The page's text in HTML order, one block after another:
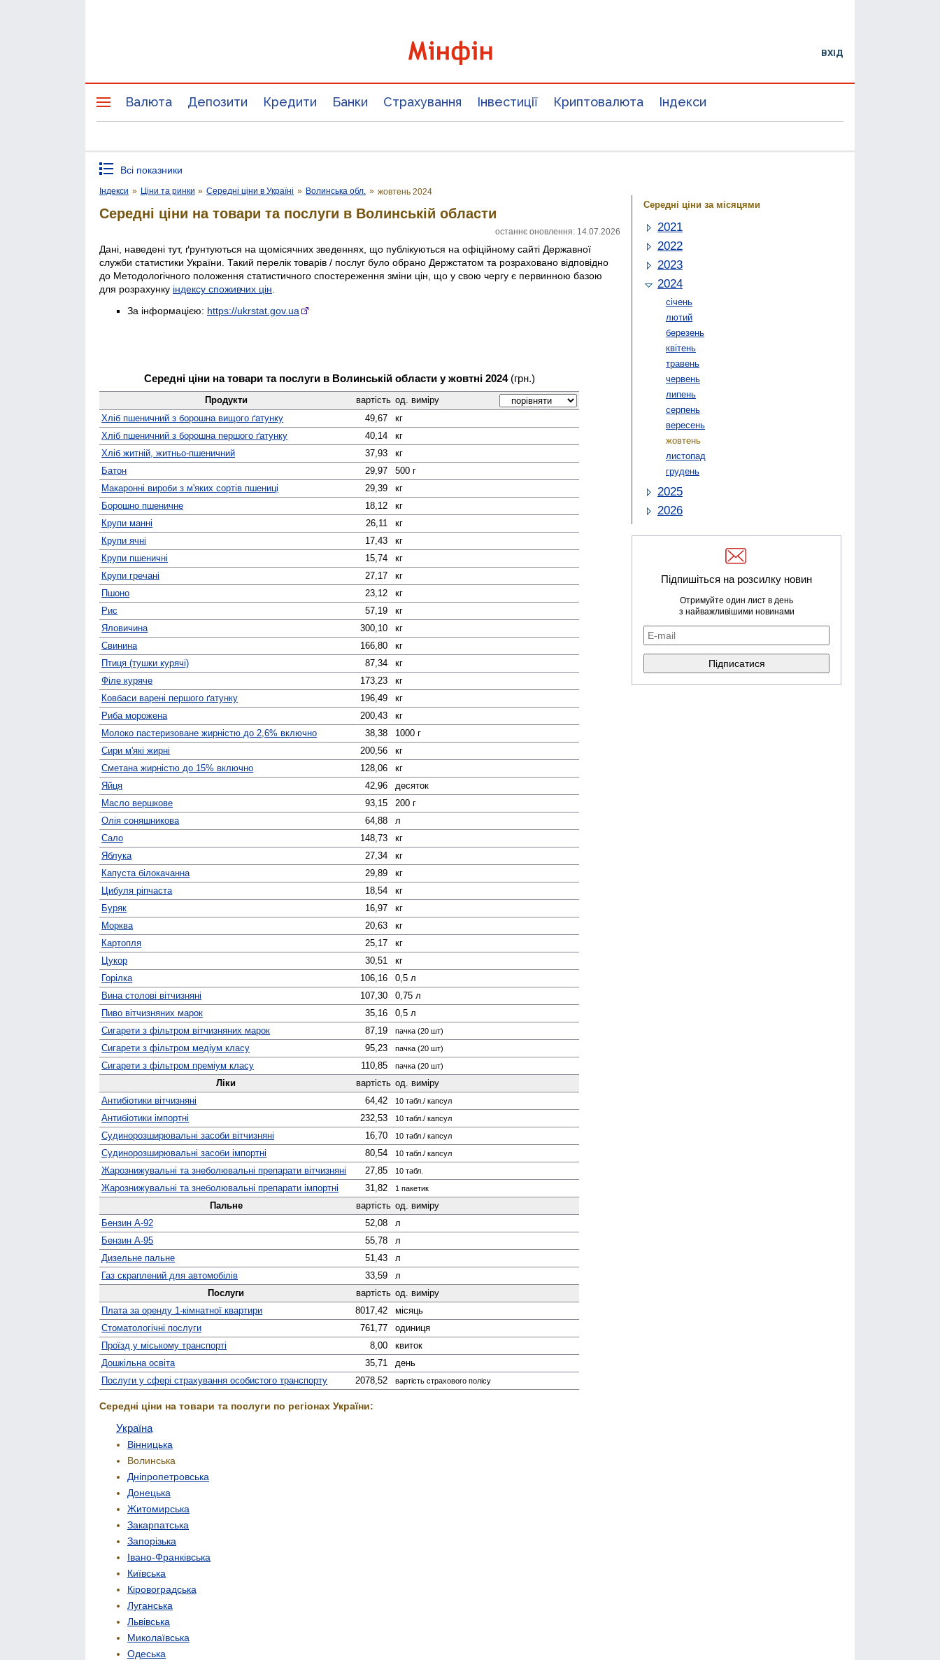
ВХІД
Валюта Депозити Кредити Банки Страхування Інвестиції Криптовалюта Індекси
Всі показники
Індекси » Ціни та ринки » Середні ціни в Україні » Волинська обл. » жовтень 2024
Середні ціни на товари та послуги в Волинській области
останнє оновлення: 14.07.2026
Дані, наведені тут, ґрунтуються на щомісячних зведеннях, що публікуються на офіційному сайті Державної
служби статистики України. Такий перелік товарів / послуг було обрано Держстатом та розраховано відповідно
до Методологічного положення статистичного спостереження зміни цін, що у свою чергу є первинною базою
для розрахунку індексу споживчих цін
За інформацією: https://ukrstat.gov.ua
Середні ціни на товари та послуги в Волинській области у жовтні 2024 (грн.)
Продукти вартість од. виміру
Хліб пшеничний з борошна вищого ґатунку
49,67
кг
Хліб пшеничний з борошна першого ґатунку
40,14
кг
Хліб житній, житньо-пшеничний
37,93
кг
Батон
29,97
500 г
Макаронні вироби з м'яких сортів пшениці
29,39
кг
Борошно пшеничне
18,12
кг
Крупи манні
26,11
кг
Крупи ячні
17,43
кг
Крупи пшеничні
15,74
кг
Крупи гречані
27,17
кг
Пшоно
23,12
кг
Рис
57,19
кг
Яловичина
300,10
кг
Свинина
166,80
кг
Птиця (тушки курячі)
87,34
кг
Філе куряче
173,23
кг
Ковбаси варені першого ґатунку
196,49
кг
Риба морожена
200,43
кг
Молоко пастеризоване жирністю до 2,6% включно
38,38
1000 г
Сири м'які жирні
200,56
кг
Сметана жирністю до 15% включно
128,06
кг
Яйця
42,96
десяток
Масло вершкове
93,15
200 г
Олія соняшникова
64,88
л
Сало
148,73
кг
Яблука
27,34
кг
Капуста білокачанна
29,89
кг
Цибуля ріпчаста
18,54
кг
Буряк
16,97
кг
Морква
20,63
кг
Картопля
25,17
кг
Цукор
30,51
кг
Горілка
106,16
0,5 л
Вина столові вітчизняні
107,30
0,75 л
Пиво вітчизняних марок
35,16
0,5 л
Сигарети з фільтром вітчизняних марок
87,19 пачка (20 шт)
Сигарети з фільтром медіум класу 95,23 пачка (20 шт)
Сигарети з фільтром преміум класу 110,85 пачка (20 шт)
Ліки вартість од. виміру
Антибіотики вітчизняні
64,42 10 табл./ капсул
Антибіотики імпортні 232,53 10 табл./ капсул
Судино­розширювальні засоби вітчизняні 16,70 10 табл./ капсул
Судино­розширювальні засоби імпортні 80,54 10 табл./ капсул
Жаро­знижувальні та знеболювальні препарати вітчизняні 27,85 10 табл.
Жаро­знижувальні та знеболювальні препарати імпортні 31,82 1 пакетик
Пальне вартість од. виміру
Бензин А-92
52,08
л
Бензин А-95
55,78
л
Дизельне пальне
51,43
л
Газ скраплений для автомобілів
33,59
л
Послуги
вартість од. виміру
Плата за оренду 1-кімнатної квартири
8017,42
місяць
Стомато­логічні послуги
761,77
одиниця
Проїзд у міському транспорті
8,00
квиток
Дошкільна освіта
35,71
день
Послуги у сфері страхування особистого транспорту
2078,52 вартість страхового полісу
Середні ціни на товари та послуги по регіонах України:
Україна
Вінницька
Волинська
Дніпропетровська
Донецька
Житомирська
Закарпатська
Запорізька
Івано-Франківська
Київська
Кіровоградська
Луганська
Львівська
Миколаївська
Одеська
Середні ціни за місяцями
2021
2022
2023
2024
січень
лютий
березень
квітень
травень
червень
липень
серпень
вересень
жовтень
листопад
грудень
2025
2026
Підпишіться на розсилку новин
Отримуйте один лист в день
з найважливішими новинами